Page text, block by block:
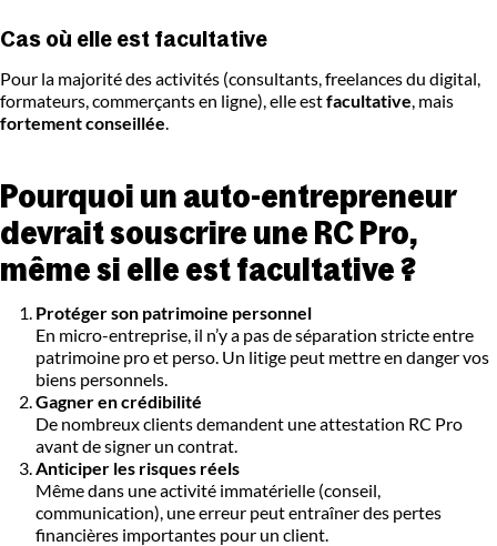
Cas où elle est facultative
Pour la majorité des activités (consultants, freelances du digital,
formateurs, commerçants en ligne), elle estfacultative , mais
fortement conseillée
Pourquoi un auto-entrepreneur
devrait souscrire une RC Pro,
même si elle est facultative ?
Protéger son patrimoine personnel
En micro-entreprise, il n’y a pas de séparation stricte entre
patrimoine pro et perso. Un litige peut mettre en danger vos
biens personnels.
Gagner en crédibilité
De nombreux clients demandent une attestation RC Pro
avant de signer un contrat.
Anticiper les risques réels
Même dans une activité immatérielle (conseil,
communication), une erreur peut entraîner des pertes
financières importantes pour un client.